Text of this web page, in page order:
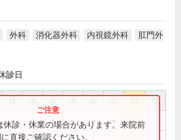
外科 消化器外科 内視鏡外科
肛門外
診日
祝
● ● ● ● ●
休診・休業の場合があります。来院前
直接ご確認ください。